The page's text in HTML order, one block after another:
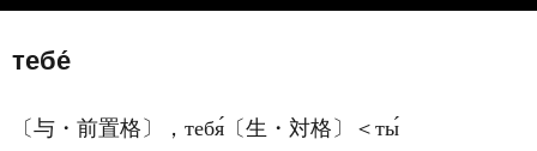
тебе́
〔与・前置格〕，тебя́〔生・対格〕＜ты́